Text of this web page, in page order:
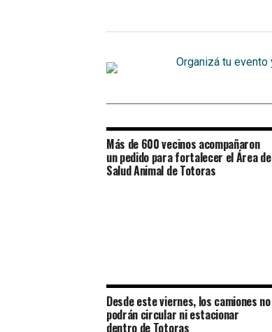
Más de 600 vecinos acompañaron
un pedido para fortalecer el Área de
Salud Animal de Totoras
Desde este viernes, los camiones no
podrán circular ni estacionar
dentro de Totoras